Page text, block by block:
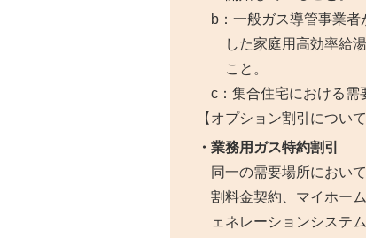
b：一般ガス導管事業
した家庭用高効率給
こと。
c：集合住宅における需
【オプション割引について
・業務用ガス特約割引
同一の需要場所におい
割料金契約、マイホー
ェネレーションシステ